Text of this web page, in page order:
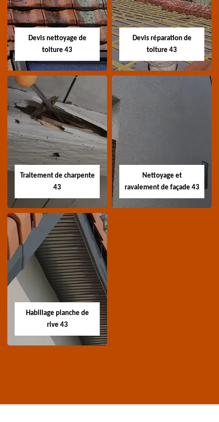
Entreprise recherche
fuite de toiture 43
Loire
Devis nettoyage de
toiture 43
Devis nettoyage de
toiture 43
Devis nettoyage de
toiture 43 Haute-Loire
Devis réparation de
toiture 43
toiture 43
Devis réparation de
toiture 43 Haute-Loire
Traitement de charpente
43
Traitement de
charpente 43
Spécialiste en
traitement de
Loire
Nettoyage et
ravalement de façade 43
Habillage planche de
rive 43
de rive 43